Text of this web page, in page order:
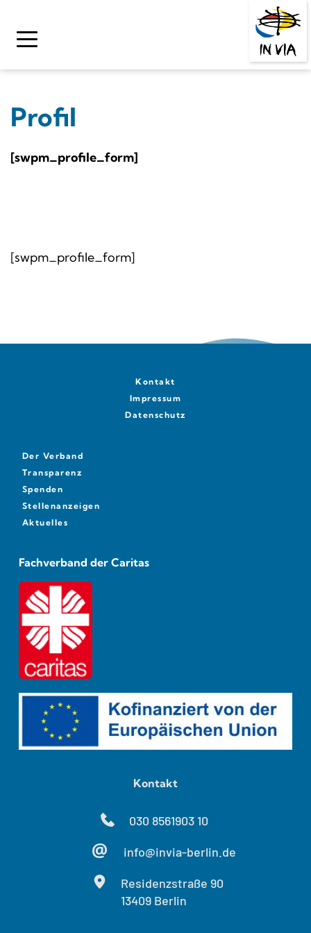
springen
Profil
[swpm_profile_form]
[swpm_profile_form]
Kontakt
Impressum
Datenschutz
Der Verband
Transparenz
Spenden
Stellenanzeigen
Aktuelles
Fachverband der Caritas
Kontakt
030 8561903 10
info@invia-berlin.de
Residenzstraße 90
13409 Berlin